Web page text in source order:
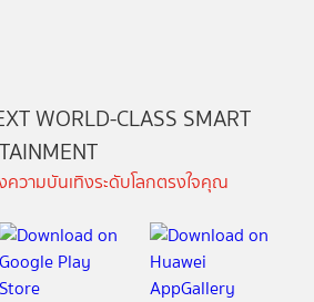
WORLD-CLASS SMART
วามบันเทิงระดับโลกตรงใจคุณ